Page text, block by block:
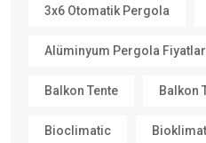
3x6 Otomatik Pergola
Alüminyum Pergola
Balkon Tente Balkon
Bioclimatic